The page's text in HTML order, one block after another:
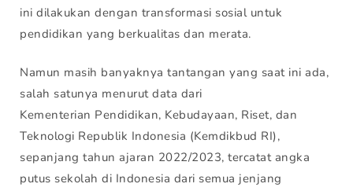
ini dilakukan dengan transformasi sosial untuk
pendidikan yang berkualitas dan merata.
Namun masih banyaknya tantangan yang saat ini ada,
salah satunya menurut data dari
Kementerian Pendidikan, Kebudayaan, Riset, dan
Teknologi Republik Indonesia (Kemdikbud RI),
sepanjang tahun ajaran 2022/2023, tercatat angka
putus sekolah di Indonesia dari semua jenjang